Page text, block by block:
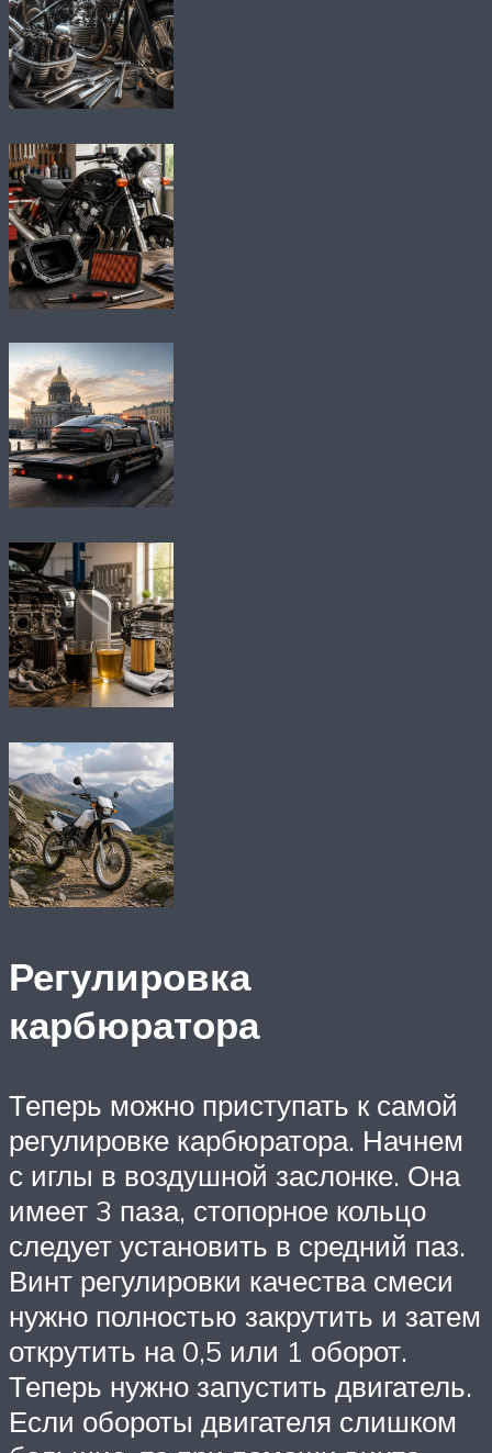
Регулировка
карбюратора
Теперь можно приступать к самой
регулировке карбюратора. Начнем
с иглы в воздушной заслонке. Она
имеет 3 паза, стопорное кольцо
следует установить в средний паз.
Винт регулировки качества смеси
нужно полностью закрутить и затем
открутить на 0,5 или 1 оборот.
Теперь нужно запустить двигатель.
Если обороты двигателя слишком